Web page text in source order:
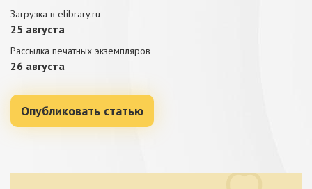
Загрузка в elibrary.ru
25 августа
Рассылка печатных экземпляров
26 августа
Опубликовать статью